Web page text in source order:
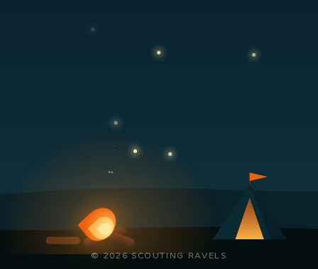
© 2026 SCOUTING RAVELS